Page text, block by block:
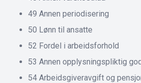
49 Annen periodisering
50 Lønn til ansatte
52 Fordel i arbeidsforhold
53 Annen opplysningspliktig
54 Arbeidsgiveravgift og